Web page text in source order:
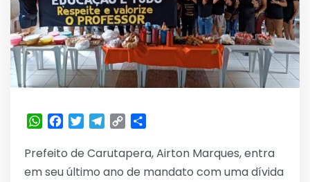
WhatsApp
Facebook
TwitterTelegram
Copy
Prefeito de Carutapera, Airton Marques, entra
em seu último ano de mandato com uma dívida